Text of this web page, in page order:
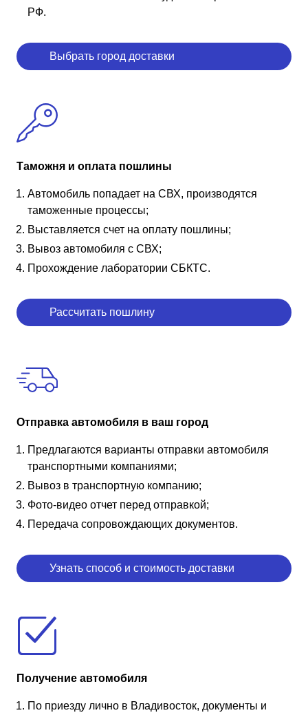
РФ.
Выбрать город доставки
Таможня и оплата пошлины
Автомобиль попадает на СВХ, производятся
таможенные процессы;
Выставляется счет на оплату пошлины;
Вывоз автомобиля с СВХ;
Прохождение лаборатории СБКТС.
Рассчитать пошлину
Отправка автомобиля в ваш город
Предлагаются варианты отправки автомобиля
транспортными компаниями;
Вывоз в транспортную компанию;
Фото-видео отчет перед отправкой;
Передача сопровождающих документов.
Узнать способ и стоимость доставки
Получение автомобиля
По приезду лично в Владивосток, документы и